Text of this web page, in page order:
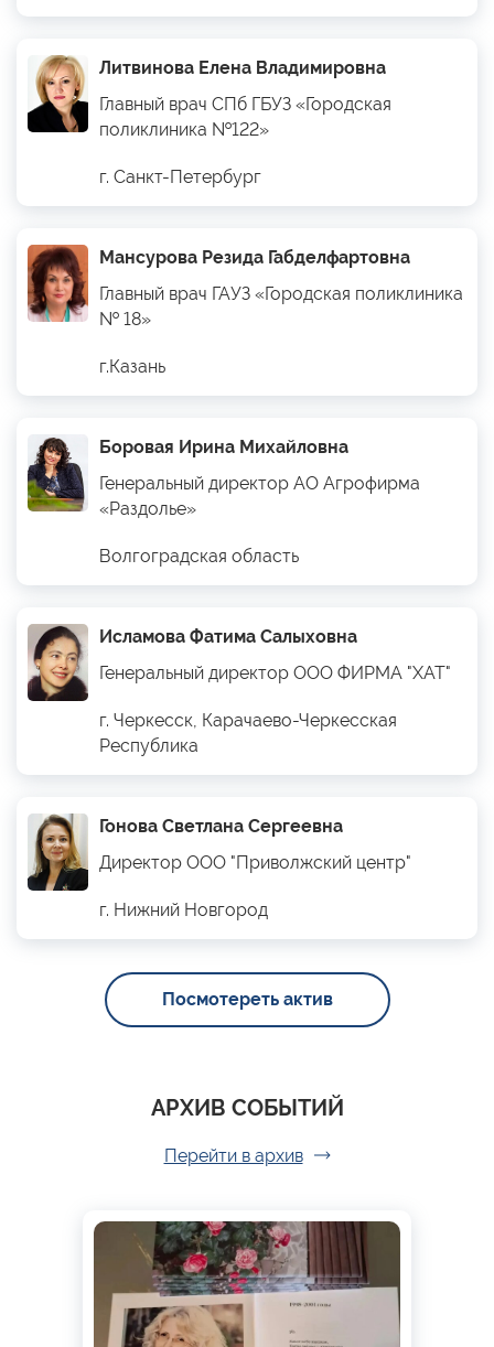
Литвинова Елена Владимировна
Главный врач СПб ГБУЗ «Городская
поликлиника №122»
г. Санкт-Петербург
Мансурова Резида Габделфартовна
Главный врач ГАУЗ «Городская поликлиника
№ 18»
г.Казань
Боровая Ирина Михайловна
Генеральный директор АО Агрофирма
«Раздолье»
Волгоградская область
Исламова Фатима Салыховна
Генеральный директор ООО ФИРМА "ХАТ"
г. Черкесск, Карачаево-Черкесская
Республика
Гонова Светлана Сергеевна
Директор ООО "Приволжский центр"
г. Нижний Новгород
Посмотереть актив
АРХИВ СОБЫТИЙ
Перейти в архив